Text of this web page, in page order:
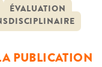
main de
comme les
une mise en
d’apporter une
ÉVALUATION
PUBLICATION